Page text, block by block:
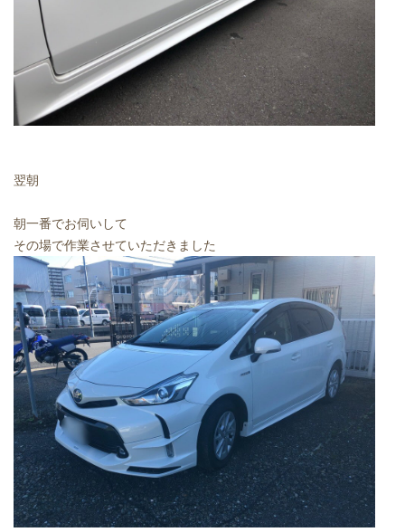
翌朝
朝一番でお伺いして
その場で作業させていただきました